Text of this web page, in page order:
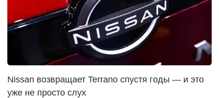
Nissan возвращает Terrano спустя годы — и это
уже не просто слух